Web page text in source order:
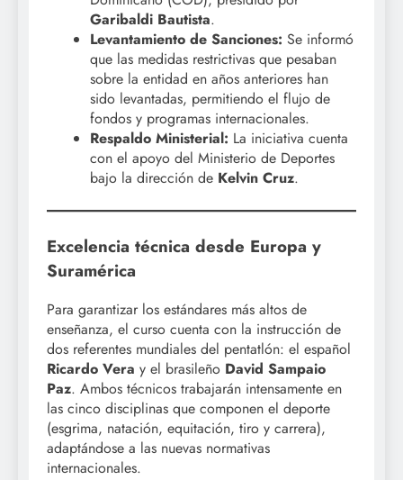
Garibaldi Bautista.
Levantamiento de Sanciones: Se informó
que las medidas restrictivas que pesaban
sobre la entidad en años anteriores han
sido levantadas, permitiendo el flujo de
fondos y programas internacionales.
Respaldo Ministerial: La iniciativa cuenta
con el apoyo del Ministerio de Deportes
bajo la dirección de Kelvin Cruz.
Excelencia técnica desde Europa y
Suramérica
Para garantizar los estándares más altos de
enseñanza, el curso cuenta con la instrucción de
dos referentes mundiales del pentatlón: el español
Ricardo Vera y el brasileño David Sampaio
Paz. Ambos técnicos trabajarán intensamente en
las cinco disciplinas que componen el deporte
(esgrima, natación, equitación, tiro y carrera),
adaptándose a las nuevas normativas
internacionales.